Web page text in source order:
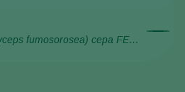
fumosorosea) cepa FE